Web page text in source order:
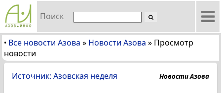
Поиск
• Все новости Азова » Новости Азова » Просмотр
новости
Источник: Азовская неделя Новости Азова